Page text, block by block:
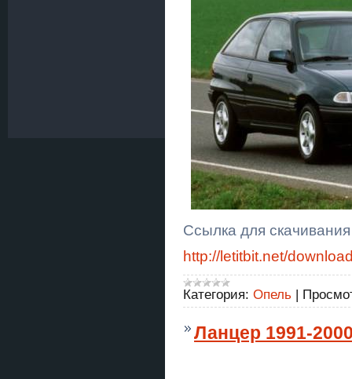
Ссылка для скачивания
http://letitbit.net/
Категория: Опель
Ланцер 1991-